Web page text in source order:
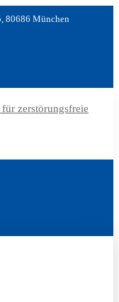
80686 München